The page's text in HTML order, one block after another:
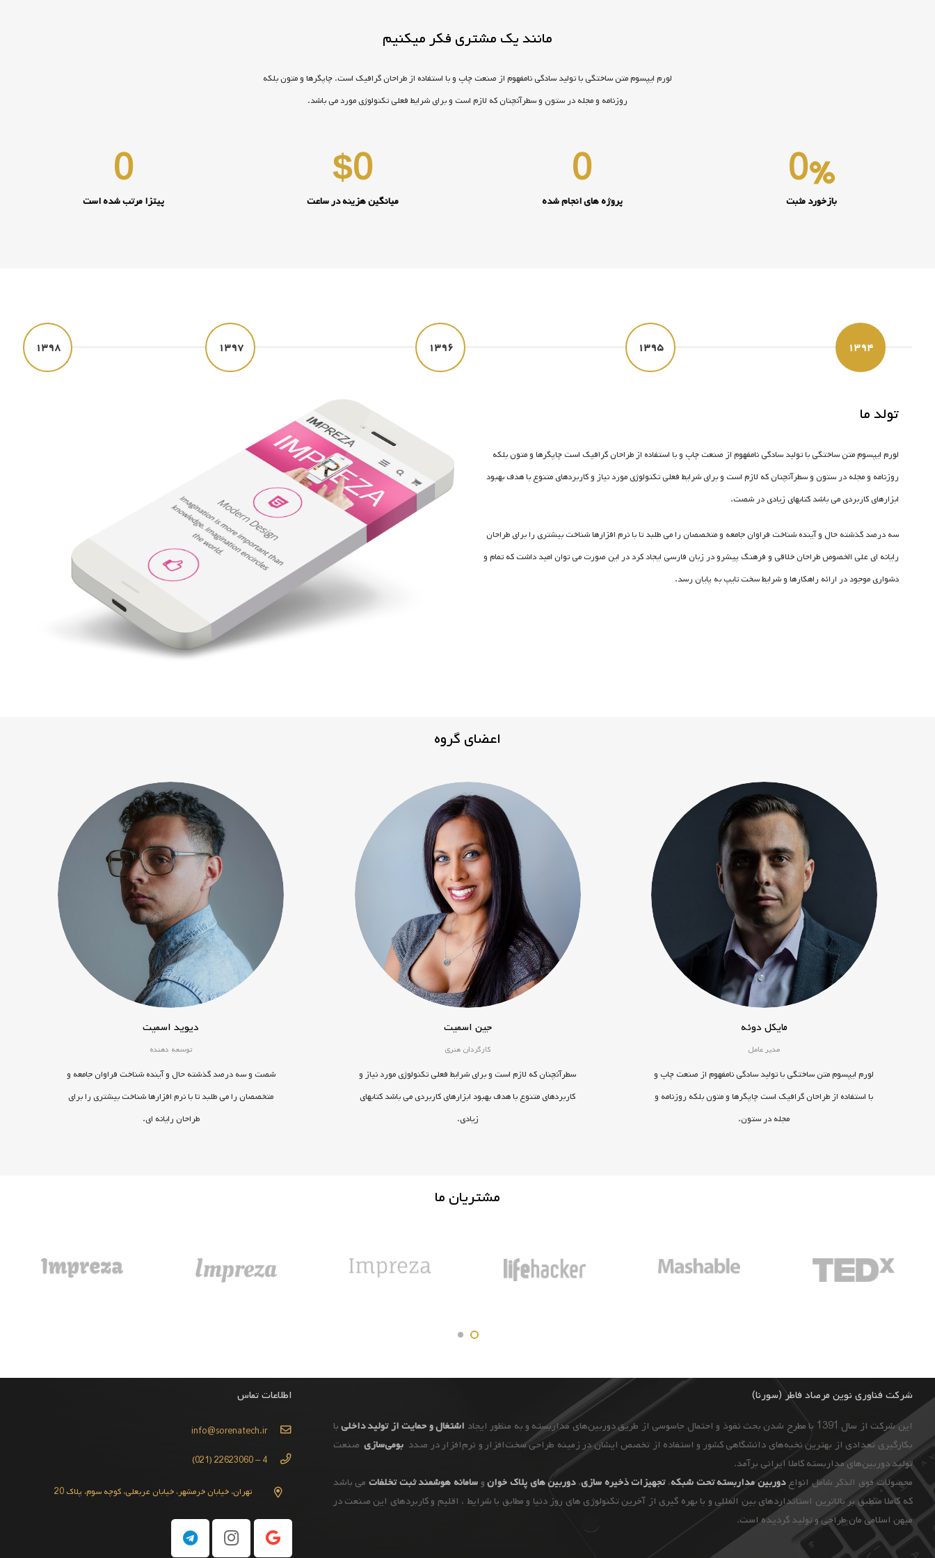
مانند یک مشتری فکر میکنیم
لورم ایپسوم متن ساختگی با تولید سادگی نامفهوم از صنعت چاپ و با استفاده از طراحان گرافیک است. چاپگرها و متون بلکه
روزنامه و مجله در ستون و سطرآنچنان که لازم است و برای شرایط فعلی تکنولوژی مورد می باشد.
0%
بازخورد مثبت
0
پروژه های انجام شده
$0
میانگین هزینه در ساعت
0
پیتزا مرتب شده است
۱۳۹۴ ۱۳۹۵ ۱۳۹۶ ۱۳۹۷ ۱۳۹۸
تولد ما
لورم ایپسوم متن ساختگی با تولید سادگی نامفهوم از صنعت چاپ و با استفاده از طراحان گرافیک است چاپگرها و متون بلکه
روزنامه و مجله در ستون و سطرآنچنان که لازم است و برای شرایط فعلی تکنولوژی مورد نیاز و کاربردهای متنوع با هدف بهبود
ابزارهای کاربردی می باشد کتابهای زیادی در شصت.
سه درصد گذشته حال و آینده شناخت فراوان جامعه و متخصصان را می طلبد تا با نرم افزارها شناخت بیشتری را برای طراحان
رایانه ای علی الخصوص طراحان خلاقی و فرهنگ پیشرو در زبان فارسی ایجاد کرد در این صورت می توان امید داشت که تمام و
دشواری موجود در ارائه راهکارها و شرایط سخت تایپ به پایان رسد.
اعضای گروه
مایکل دوئه
مدیر عامل
لورم ایپسوم متن ساختگی با تولید سادگی نامفهوم از صنعت چاپ و
با استفاده از طراحان گرافیک است چاپگرها و متون بلکه روزنامه و
مجله در ستون.
جین اسمیت
کارگردان هنری
سطرآنچنان که لازم است و برای شرایط فعلی تکنولوژی مورد نیاز و
کاربردهای متنوع با هدف بهبود ابزارهای کاربردی می باشد کتابهای
زیادی.
دیوید اسمیت
توسعه دهنده
شصت و سه درصد گذشته حال و آینده شناخت فراوان جامعه و
متخصصان را می طلبد تا با نرم افزارها شناخت بیشتری را برای
طراحان رایانه ای.
مشتریان ما
شرکت فناوری نوین مرصاد فاطر (سورنا)
این شرکت از سال 1391 با مطرح شدن بحث نفوذ و احتمال جاسوسی از طریق دوربین‌های مداربسته و به ‌منظور ایجاد اشتغال و حمایت از تولید داخلیبا
بکارگیری تعدادی از بهترین نخبه‌های دانشگاهی کشور و استفاده از تخصص ایشان در زمینه طراحی سخت‌افزار و نرم‌افزار در صدد بومی‌سازی صنعت
تولید دوربین‌های مداربسته کاملا ایرانی برآمد.
محصولات فوق الذکر شامل انواع دوربین مداربسته تحت شبکه،تجهیزاتذخیره سازی، دوربین های پلاک خوانوسامانه هوشمند ثبت تخلفات می باشد
که کاملا منطبق بر بالاترین استانداردهای بین المللی و با بهره گیری از آخرین تکنولوژی های روز دنیا و مطابق با شرایط ، اقلیم و کاربردهای این صنعت در
میهن اسلامی مان طراحی و تولید گردیده است.
اطلاعات تماس
info@sorenatech.ir
4 – 22623060 (021)
تهران، خیابان خرمشهر، خیابان عربعلی، کوچه سوم، پلاک 20